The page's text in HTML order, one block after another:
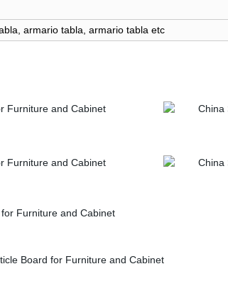
armario tabla, armario tabla etc